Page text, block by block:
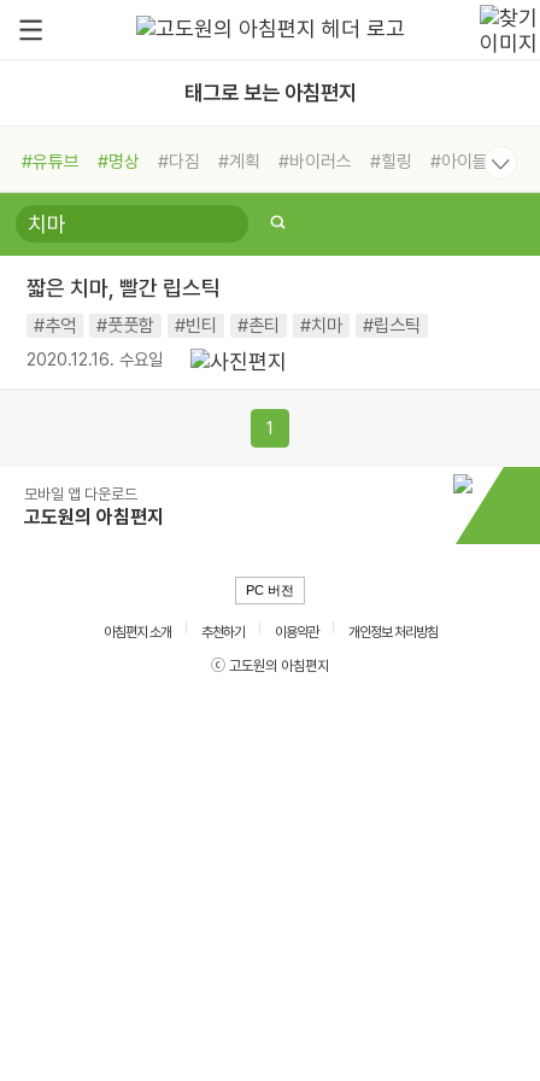
태그로 보는 아침편지
#유튜브 #명상 #다짐 #계획 #바이러스 #힐링
#아이들
#비전캠프
#독서캠프 #삶
#희망
#나눔 #친구 #링컨학교
#독서
#건강 #면역력
짧은 치마, 빨간 립스틱
#추억 #풋풋함 #빈티 #촌티 #치마 #립스틱
2020.12.16. 수요일
1
모바일 앱 다운로드
고도원의 아침편지
PC 버전
아침편지 소개 추천하기 이용약관
개인정보 처리방침
ⓒ 고도원의 아침편지